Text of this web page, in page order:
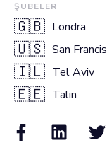
ŞUBELER
🇬🇧 Londra
🇺🇸 San
🇮🇱 Tel Aviv
🇪🇪 Talin